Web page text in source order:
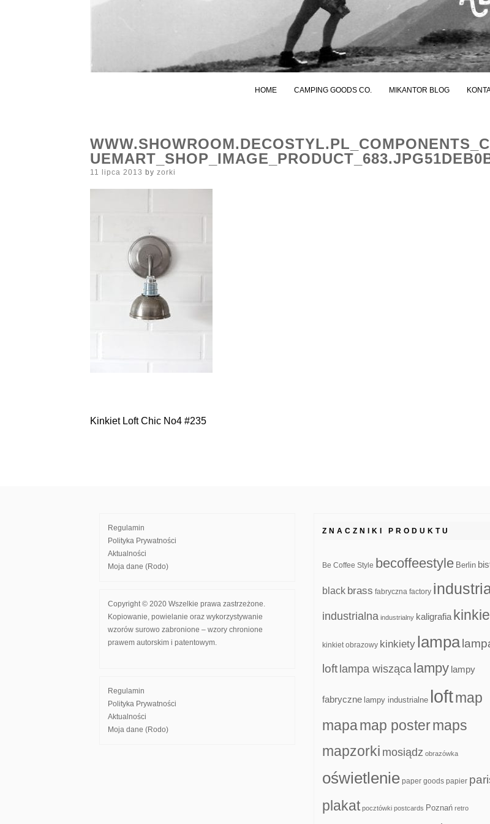
HOME CAMPING GOODS CO. MIKANTOR BLOG
Posted
11 lipca 2013 by zorki
Nawigacja
Kinkiet Loft Chic No4 #235
Regulamin
Polityka Prywatności
Aktualności
Moja dane (Rodo)
Copyright © 2020 Wszelkie prawa zastrzeżone.
Kopiowanie, powielanie oraz wykorzystywanie
wzorów surowo zabronione – wzory chronione
prawem autorskim i patentowym.
Regulamin
Polityka Prywatności
Aktualności
Moja dane (Rodo)
ZNACZNIKI PRODUKTU
Be Coffee Style becoffeestyle Berlin
black brass fabryczna factory
industrialna industrialny kaligrafia
kinkiet obrazowy kinkiety lampa
loft lampa wisząca lampy lampy
fabryczne lampy industrialne loftmap
mapamap postermaps
mapzorki mosiądz obrazówka
oświetlenie paper goods papier
plakat pocztówki postcards Poznań retro